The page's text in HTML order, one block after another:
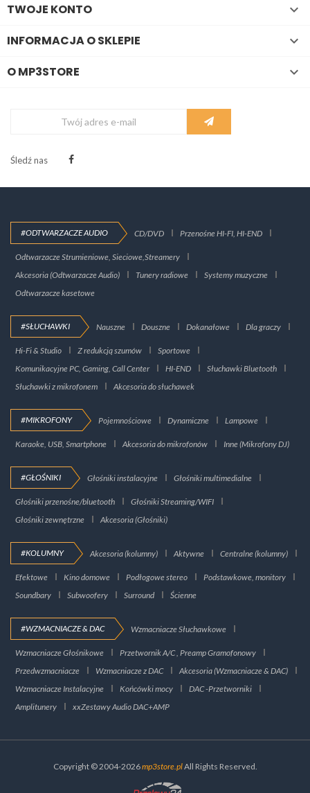
TWOJE KONTO 
INFORMACJA O SKLEPIE 
O MP3STORE 
Śledź nas
#ODTWARZACZE AUDIO CD/DVD Przenośne HI-FI, HI-END
Odtwarzacze Strumieniowe, Sieciowe,Streamery
Akcesoria (Odtwarzacze Audio)
Tunery radiowe
Systemy muzyczne
Odtwarzacze kasetowe
#SŁUCHAWKI Nauszne Douszne Dokanałowe Dla graczy
Hi-Fi & Studio Z redukcją szumów
Sportowe
Komunikacyjne PC, Gaming, Call Center
HI-END
Słuchawki Bluetooth
Słuchawki z mikrofonem
Akcesoria do słuchawek
#MIKROFONY Pojemnościowe Dynamiczne Lampowe
Karaoke, USB, Smartphone Akcesoria do mikrofonów Inne (Mikrofony DJ)
#GŁOŚNIKI Głośniki instalacyjne Głośniki multimedialne
Głośniki przenośne/bluetooth
Głośniki Streaming/WIFI
Głośniki zewnętrzne
Akcesoria (Głośniki)
#KOLUMNY Akcesoria (kolumny) Aktywne Centralne (kolumny)
Efektowe Kino domowe Podłogowe stereo
Podstawkowe, monitory
Soundbary
Subwoofery Surround Ścienne
#WZMACNIACZE & DAC Wzmacniacze Słuchawkowe
Wzmacniacze Głośnikowe
Przetwornik A/C , Preamp Gramofonowy
Przedwzmacniacze
Wzmacniacze z DAC
Akcesoria (Wzmacniacze & DAC)
Wzmacniacze Instalacyjne
Końcówki mocy
DAC -Przetworniki
Amplitunery
xxZestawy Audio DAC+AMP
Copyright © 2004-2026mp3store.plAll Rights Reserved.